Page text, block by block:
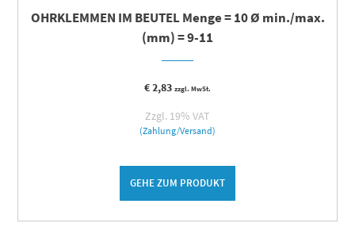
OHRKLEMMEN IM BEUTEL Menge = 10 Ø min./max.
(mm) = 9-11
€2,83 zzgl. MwSt.
Zzgl. 19% VAT
(Zahlung/Versand)
GEHE ZUM PRODUKT